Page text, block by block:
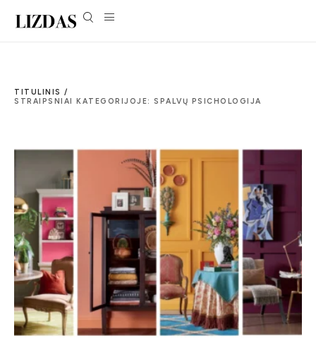
TITULINIS /
STRAIPSNIAI KATEGORIJOJE: SPALVŲ PSICHOLOGIJA